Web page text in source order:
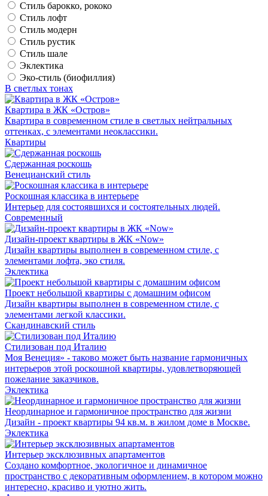
Стиль барокко, рококо
Стиль лофт
Стиль модерн
Стиль рустик
Стиль шале
Эклектика
Эко-стиль (биофиллия)
В светлых тонах
Квартира в ЖК «Остров»
Квартира в современном стиле в светлых нейтральных
оттенках, с элементами неоклассики.
Квартиры
Сдержанная роскошь
Венецианский стиль
Роскошная классика в интерьере
Интерьер для состоявшихся и состоятельных людей.
Современный
Дизайн-проект квартиры в ЖК «Now»
Дизайн квартиры выполнен в современном стиле, с
элементами лофта, эко стиля.
Эклектика
Проект небольшой квартиры с домашним офисом
Дизайн квартиры выполнен в современном стиле, с
элементами легкой классики.
Скандинавский стиль
Стилизован под Италию
Моя Венеция» - таково может быть название гармоничных
интерьеров этой роскошной квартиры, удовлетворяющей
пожелание заказчиков.
Эклектика
Неординарное и гармоничное пространство для жизни
Дизайн - проект квартиры 94 кв.м. в жилом доме в Москве.
Эклектика
Интерьер эксклюзивных апартаментов
Создано комфортное, экологичное и динамичное
пространство с декоративным оформлением, в котором можно
интересно, красиво и уютно жить.